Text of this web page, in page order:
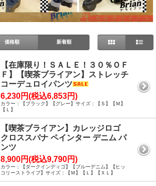
価格順 新着順
【在庫限り！ＳＡＬＥ！３０％ＯＦ
Ｆ】【喫茶ブライアン】ストレッチ
コーデュロイパンツ
6,230円(税込6,853円)
カラー：【ブラック】【グレー】サイズ：【Ｓ】【Ｍ】
【Ｌ】
【喫茶ブライアン】カレッジロゴ
クロススパナ ペインター デニム パ
ンツ
8,900円(税込9,790円)
カラー：【ダークインディゴ】【ブルーデニム】【ヒッ
コリーストライプ】サイズ：【Ｍ】【Ｌ】【ＸＬ】